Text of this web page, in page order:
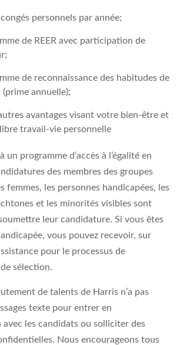
personnels par année;
de REER avec participation de
de reconnaissance des habitudes de
annuelle);
avantages visant votre bien-être et
travail-vie personnelle
un programme d’accès à l’égalité en
des membres des groupes
femmes, les personnes handicapées, les
et les minorités visibles sont
leur candidature. Si vous êtes
vous pouvez recevoir, sur
pour le processus de
sélection.
de talents de Harris n’a pas
texte pour entrer en
les candidats ou solliciter des
Nous encourageons tous